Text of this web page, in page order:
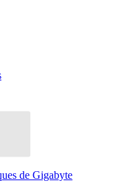
de Gigabyte